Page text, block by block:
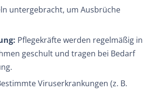
untergebracht, um Ausbrüche
Pflegekräfte werden regelmäßig in
geschult und tragen bei Bedarf
Viruserkrankungen (z. B.